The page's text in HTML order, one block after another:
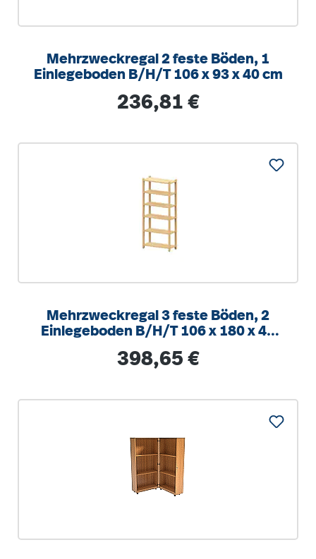
Mehrzweckregal 2 feste Böden, 1
Einlegeboden B/H/T 106 x 93 x 40 cm
Regulärer Preis:
236,81 €
Mehrzweckregal 3 feste Böden, 2
Einlegeboden B/H/T 106 x 180 x 40
Regulärer Preis:
398,65 €